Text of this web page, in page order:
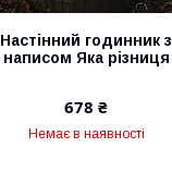
Настінний годинник з
написом Яка різниця
678 ₴
Немає в наявності